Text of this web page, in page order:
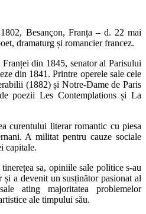
Besançon, Franța – d. 22 mai
dramaturg și romancier francez.
din 1845, senator al Parisului
din 1841. Printre operele sale cele
(1882) și Notre-Dame de Paris
poezii Les Contemplations și La
curentului literar romantic cu piesa
A militat pentru cauze sociale
capitale.
sa, opiniile sale politice s-au
și a devenit un susținător pasionat al
ating majoritatea problemelor
ale timpului său.